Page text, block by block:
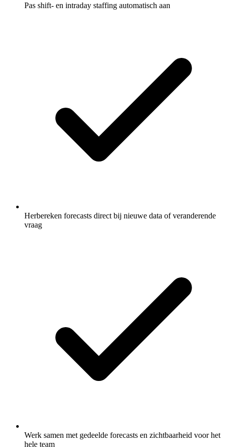
Pas shift- en intraday staffing automatisch aan
Herbereken forecasts direct bij nieuwe data of veranderende
vraag
Werk samen met gedeelde forecasts en zichtbaarheid voor het
hele team